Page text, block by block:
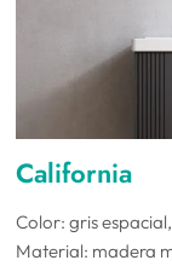
California
Color: gris
Material: madera